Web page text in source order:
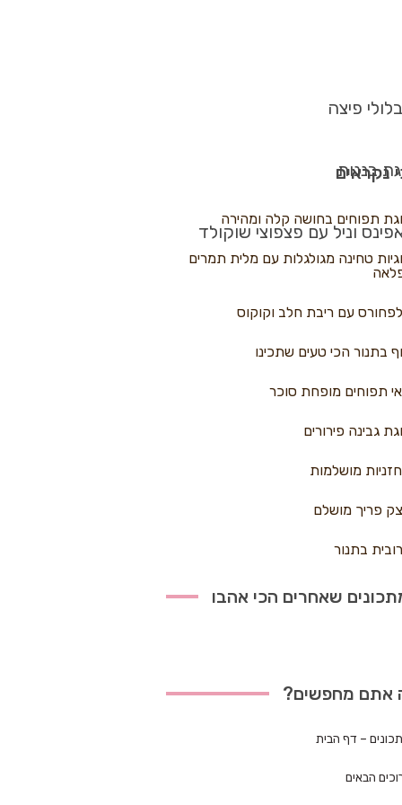
פיצה
בננות
וניל עם פצפוצי שוקולד
נקראים
תפוחים בחושה קלה ומהירה
טחינה מגולגלות עם מלית תמרים
עם ריבת חלב וקוקוס
בתנור הכי טעים שתכינו
תפוחים מופחת סוכר
גבינה פירורים
מושלמות
פריך מושלם
בתנור
שאחרים הכי אהבו
אתם מחפשים?
– דף הבית
הבאים